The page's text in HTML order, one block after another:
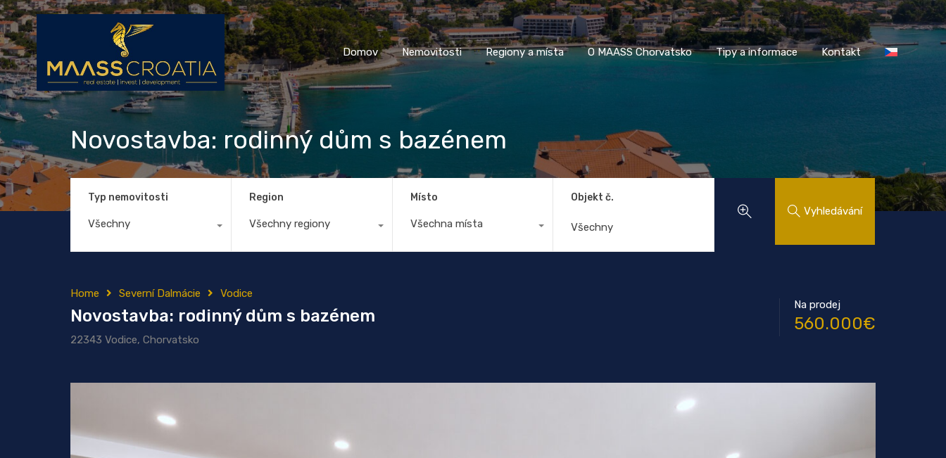
Domov Nemovitosti Regiony a místa O MAASS Chorvatsko Tipy a informace Kontakt
Domov Nemovitosti Regiony a místa O MAASS Chorvatsko Tipy a informace Kontakt
Novostavba: rodinný dům s bazénem
Typ nemovitosti
Všechny
Region
Všechny regiony
Místo
Všechna místa
Objekt č.
Vyhledávání
Home Severní Dalmácie Vodice
Novostavba: rodinný dům s bazénem
22343 Vodice, Chorvatsko
Na prodej
560.000€